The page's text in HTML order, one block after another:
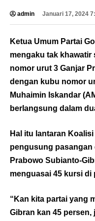
admin Januari 17, 2024
Ketua Umum Partai
mengaku tak
nomor urut 3 Ganjar
dengan kubu nomor
Muhaimin Iskandar
berlangsung dalam
Hal itu lantaran
pengusung pasangan
Prabowo Subianto-
menguasai 45 kursi di
“Kan kita partai yang
Gibran kan 45 persen,